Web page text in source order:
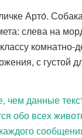
Арто́.
слева на
с
чем данные
обо всех